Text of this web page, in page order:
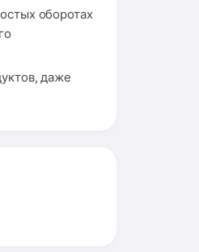
оборотах
даже